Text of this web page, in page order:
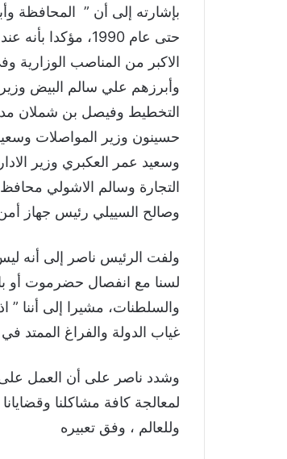
حتى عام 1990،
الاكبر من المناصب الوزارية
وأبرزهم علي سالم البيض
التخطيط وفيصل بن شملان
حسينون وزير المواصلات وسعيد
وسعيد عمر العكبري وزير
التجارة وسالم الاشولي
وصالح السييلي رئيس جهاز
ولفت الرئيس ناصر إلى أنه
لسنا مع انفصال حضرموت أو
والسلطنات، مشيرا إلى أننا ”
غياب الدولة والفراغ الممتد
وشدد ناصر على أن العمل
لمعالجة كافة مشاكلنا
وللعالم ، وفق تعبيره